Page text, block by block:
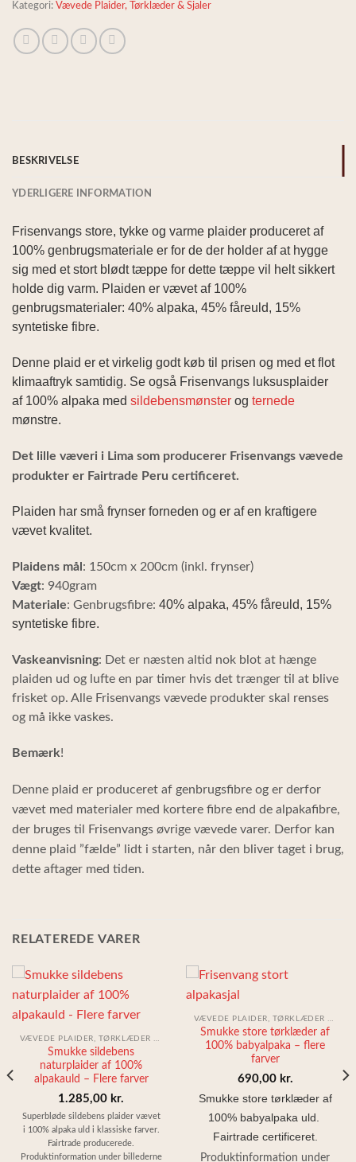
Kategori: Vævede Plaider, Tørklæder & Sjaler
BESKRIVELSE
YDERLIGERE INFORMATION
Frisenvangs store, tykke og varme plaider produceret af
100% genbrugsmateriale er for de der holder af at hygge
sig med et stort blødt tæppe for dette tæppe vil helt sikkert
holde dig varm. Plaiden er vævet af 100%
genbrugsmaterialer: 40% alpaka, 45% fåreuld, 15%
syntetiske fibre.
Denne plaid er et virkelig godt køb til prisen og med et flot
klimaaftryk samtidig. Se også Frisenvangs luksusplaider
af 100% alpaka med sildebensmønster og ternede
mønstre.
Det lille væveri i Lima som producerer Frisenvangs vævede
produkter er Fairtrade Peru certificeret.
Plaiden har små frynser forneden og er af en kraftigere
vævet kvalitet.
Plaidens mål : 150cm x 200cm (inkl. frynser)
Vægt: 940gram
Materiale: Genbrugsfibre: 40% alpaka, 45% fåreuld, 15%
syntetiske fibre.
Vaskeanvisning: Det er næsten altid nok blot at hænge
plaiden ud og lufte en par timer hvis det trænger til at blive
frisket op. Alle Frisenvangs vævede produkter skal renses
og må ikke vaskes.
Bemærk!
Denne plaid er produceret af genbrugsfibre og er derfor
vævet med materialer med kortere fibre end de alpakafibre,
der bruges til Frisenvangs øvrige vævede varer. Derfor kan
denne plaid ”fælde” lidt i starten, når den bliver taget i brug,
dette aftager med tiden.
RELATEREDE VARER
Smukke sildebens
naturplaider af 100%
alpakauld – Flere farver
1.285,00 kr.
Superbløde sildebens plaider vævet
i 100% alpaka uld i klassiske farver.
Fairtrade producerede.
Produktinformation under billederne
Smukke store tørklæder af
100% babyalpaka – flere
farver
690,00 kr.
Smukke store tørklæder af
100% babyalpaka uld.
Fairtrade certificeret.
Produktinformation under